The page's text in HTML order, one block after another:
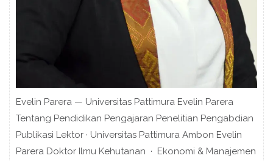
Evelin Parera — Universitas Pattimura Evelin Parera
Tentang Pendidikan Pengajaran Penelitian Pengabdian
Publikasi Lektor · Universitas Pattimura Ambon Evelin
Parera Doktor Ilmu Kehutanan · Ekonomi & Manajemen